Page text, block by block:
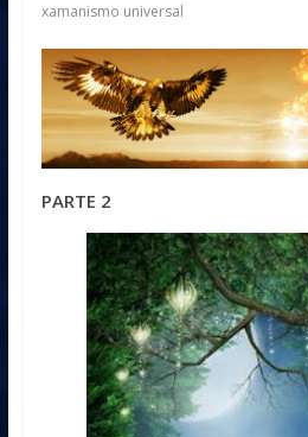
xamanismo universal
PARTE 2